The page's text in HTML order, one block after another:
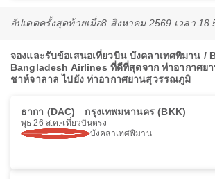
อัปเดตครั้งสุดท้ายเมื่อ8 สิงหาคม 2569 เวลา
จองและรับข้อเสนอเที่ยวบิน บังคลาเทศพิมาน /
Bangladesh Airlines ที่ดีที่สุดจาก ท่าอากาศย
ชาห์จาลาล ไปยัง ท่าอากาศยานสุวรรณภูมิ
ธากา (DAC) กรุงเทพมหานคร (BKK)
พุธ 26 ส.ค. เที่ยวบินตรง
บังคลาเทศพิมาน